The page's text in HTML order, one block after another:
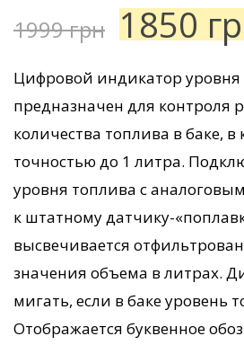
1999грн 1850
Цифровой индикатор уровня
предназначен для контроля
количества топлива в баке, в
точностью до 1 литра.
уровня топлива с
к штатному датчику-
высвечивается
значения объема в литрах.
мигать, если в баке уровень
Отображается буквенное